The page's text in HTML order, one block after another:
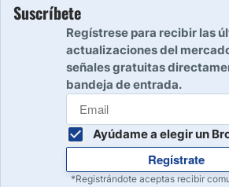
Suscríbete
Regístrese para recibir las
actualizaciones del
señales gratuitas
bandeja de entrada.
Ayúdame a elegir un
Regístrate
*Registrándote aceptas recibir